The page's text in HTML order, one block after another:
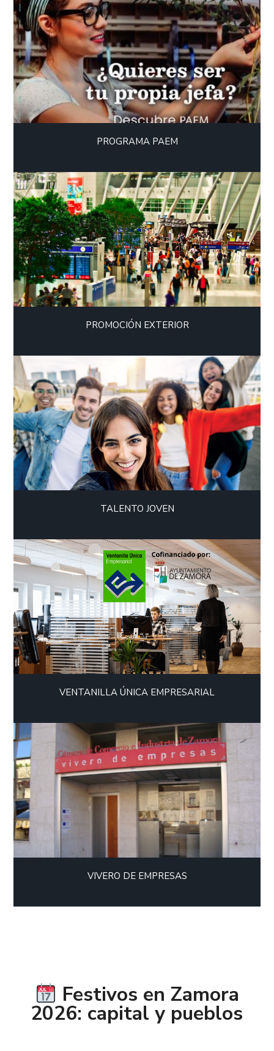
PROGRAMA PAEM
PROMOCIÓN EXTERIOR
TALENTO JOVEN
VENTANILLA ÚNICA EMPRESARIAL
VIVERO DE EMPRESAS
Festivos en Zamora
2026: capital y pueblos